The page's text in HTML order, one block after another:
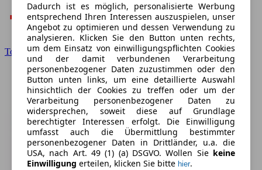
Toyota
Dadurch ist es möglich, personalisierte Werbung
entsprechend Ihren Interessen auszuspielen, unser
Angebot zu optimieren und dessen Verwendung zu
analysieren. Klicken Sie den Button unten rechts,
um dem Einsatz von einwilligungspflichten Cookies
und der damit verbundenen Verarbeitung
personenbezogener Daten zuzustimmen oder den
Button unten links, um eine detaillierte Auswahl
hinsichtlich der Cookies zu treffen oder um der
Verarbeitung personenbezogener Daten zu
widersprechen, soweit diese auf Grundlage
berechtigter Interessen erfolgt. Die Einwilligung
umfasst auch die Übermittlung bestimmter
personenbezogener Daten in Drittländer, u.a. die
USA, nach Art. 49 (1) (a) DSGVO. Wollen Sie keine
Einwilligung erteilen, klicken Sie bitte hier.